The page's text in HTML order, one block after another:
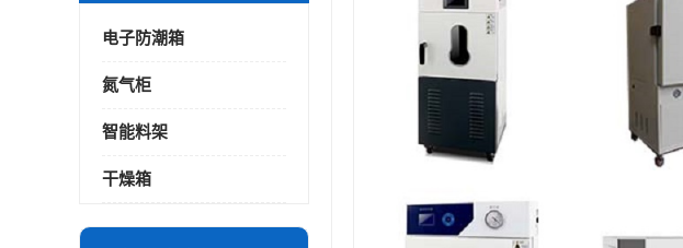
电子防潮箱
氮气柜
智能料架
干燥箱